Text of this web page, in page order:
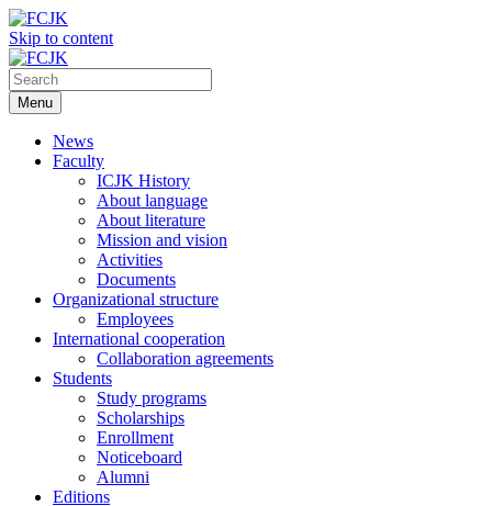
Skip to content
Menu
News
Faculty
ICJK History
About language
About literature
Mission and vision
Activities
Documents
Organizational structure
Employees
International cooperation
Collaboration agreements
Students
Study programs
Scholarships
Enrollment
Noticeboard
Alumni
Editions